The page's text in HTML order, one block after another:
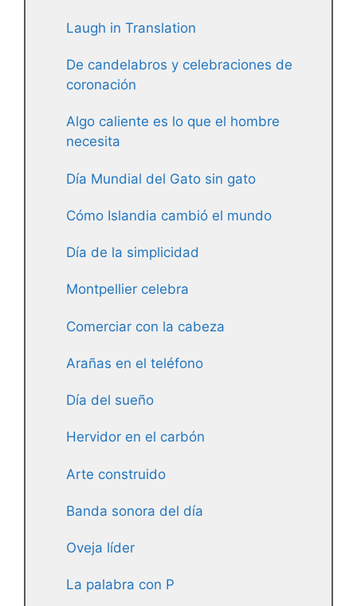
Laugh in Translation
De candelabros y celebraciones de
coronación
Algo caliente es lo que el hombre
necesita
Día Mundial del Gato sin gato
Cómo Islandia cambió el mundo
Día de la simplicidad
Montpellier celebra
Comerciar con la cabeza
Arañas en el teléfono
Día del sueño
Hervidor en el carbón
Arte construido
Banda sonora del día
Oveja líder
La palabra con P